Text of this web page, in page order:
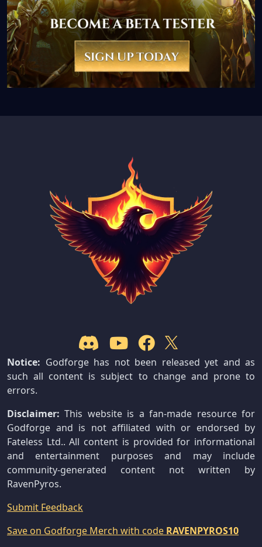
Notice: Godforge has not been released yet and as
such all content is subject to change and prone to
errors.
Disclaimer: This website is a fan-made resource for
Godforge and is not affiliated with or endorsed by
Fateless Ltd.. All content is provided for informational
and entertainment purposes and may include
community-generated content not written by
RavenPyros.
Submit Feedback
Save on Godforge Merch with code RAVENPYROS10